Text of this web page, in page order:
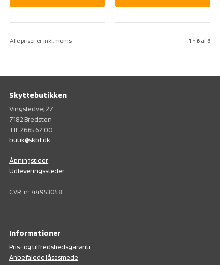
Alle priser er inkl. moms 1 - 6 af 6
Skyttebutikken
Vingstedvej 27
7182 Bredsten
Tlf. 76 65 67 00
butik@skbf.dk
Åbningstider
Udleveringssteder
CVR. nr. 44953048
Informationer
Pris- og tilfredshedsgaranti
Anbefalede låsesmede